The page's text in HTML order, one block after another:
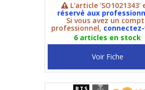
L'article 'SO1021343'
réservé aux
Si vous avez un
professionnel,
6 articles en stock
Voir Fiche